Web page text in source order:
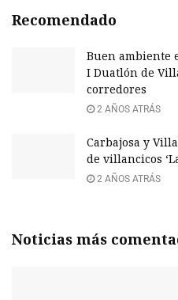
Recomendado
Buen ambiente
I Duatlón de
corredores
2 AÑOS ATRÁS
Carbajosa y
de villancicos
2 AÑOS ATRÁS
Noticias más